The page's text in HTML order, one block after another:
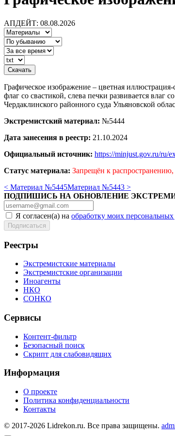
АПДЕЙТ: 08.08.2026
Графическое изображение – цветная
флаг со свастикой, слева печки развивается
Чердаклинского районного суда Ульяновской
Экстремистский материал: №5444
Дата занесения в реестр: 21.10.2024
Официальный источник: https://minjust.gov.ru/ru/
Статус материала: Запрещён к
< Материал №5445Материал №5443 >
ПОДПИШИСЬ НА ОБНОВЛЕНИЕ
Я согласен(а) на обработку моих
Реестры
Экстремистские материалы
Экстремистские организации
Иноагенты
НКО
СОНКО
Сервисы
Контент-фильтр
Безопасный поиск
Скрипт для слабовидящих
Информация
О проекте
Политика конфиденциальности
Контакты
© 2017-2026 Lidrekon.ru. Все права защищены.